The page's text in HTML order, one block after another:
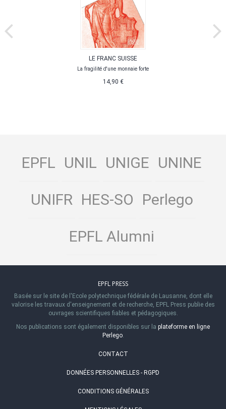
LE FRANC SUISSE
La fragilité d'une monnaie forte
14,90 €
EPFL UNIL UNIGE UNINE
UNIFR HES-SO Perlego
EPFL Alumni
EPFL PRESS
Basée sur le site de l'Ecole polytechnique fédérale de Lausanne, dont elle
valorise les travaux d'enseignement et de recherche, EPFL Press publie des
ouvrages scientifiques fiables et pédagogiques.
Nos publications sont également disponibles sur la plateforme en ligne
Perlego.
CONTACT
DONNÉES PERSONNELLES - RGPD
CONDITIONS GÉNÉRALES